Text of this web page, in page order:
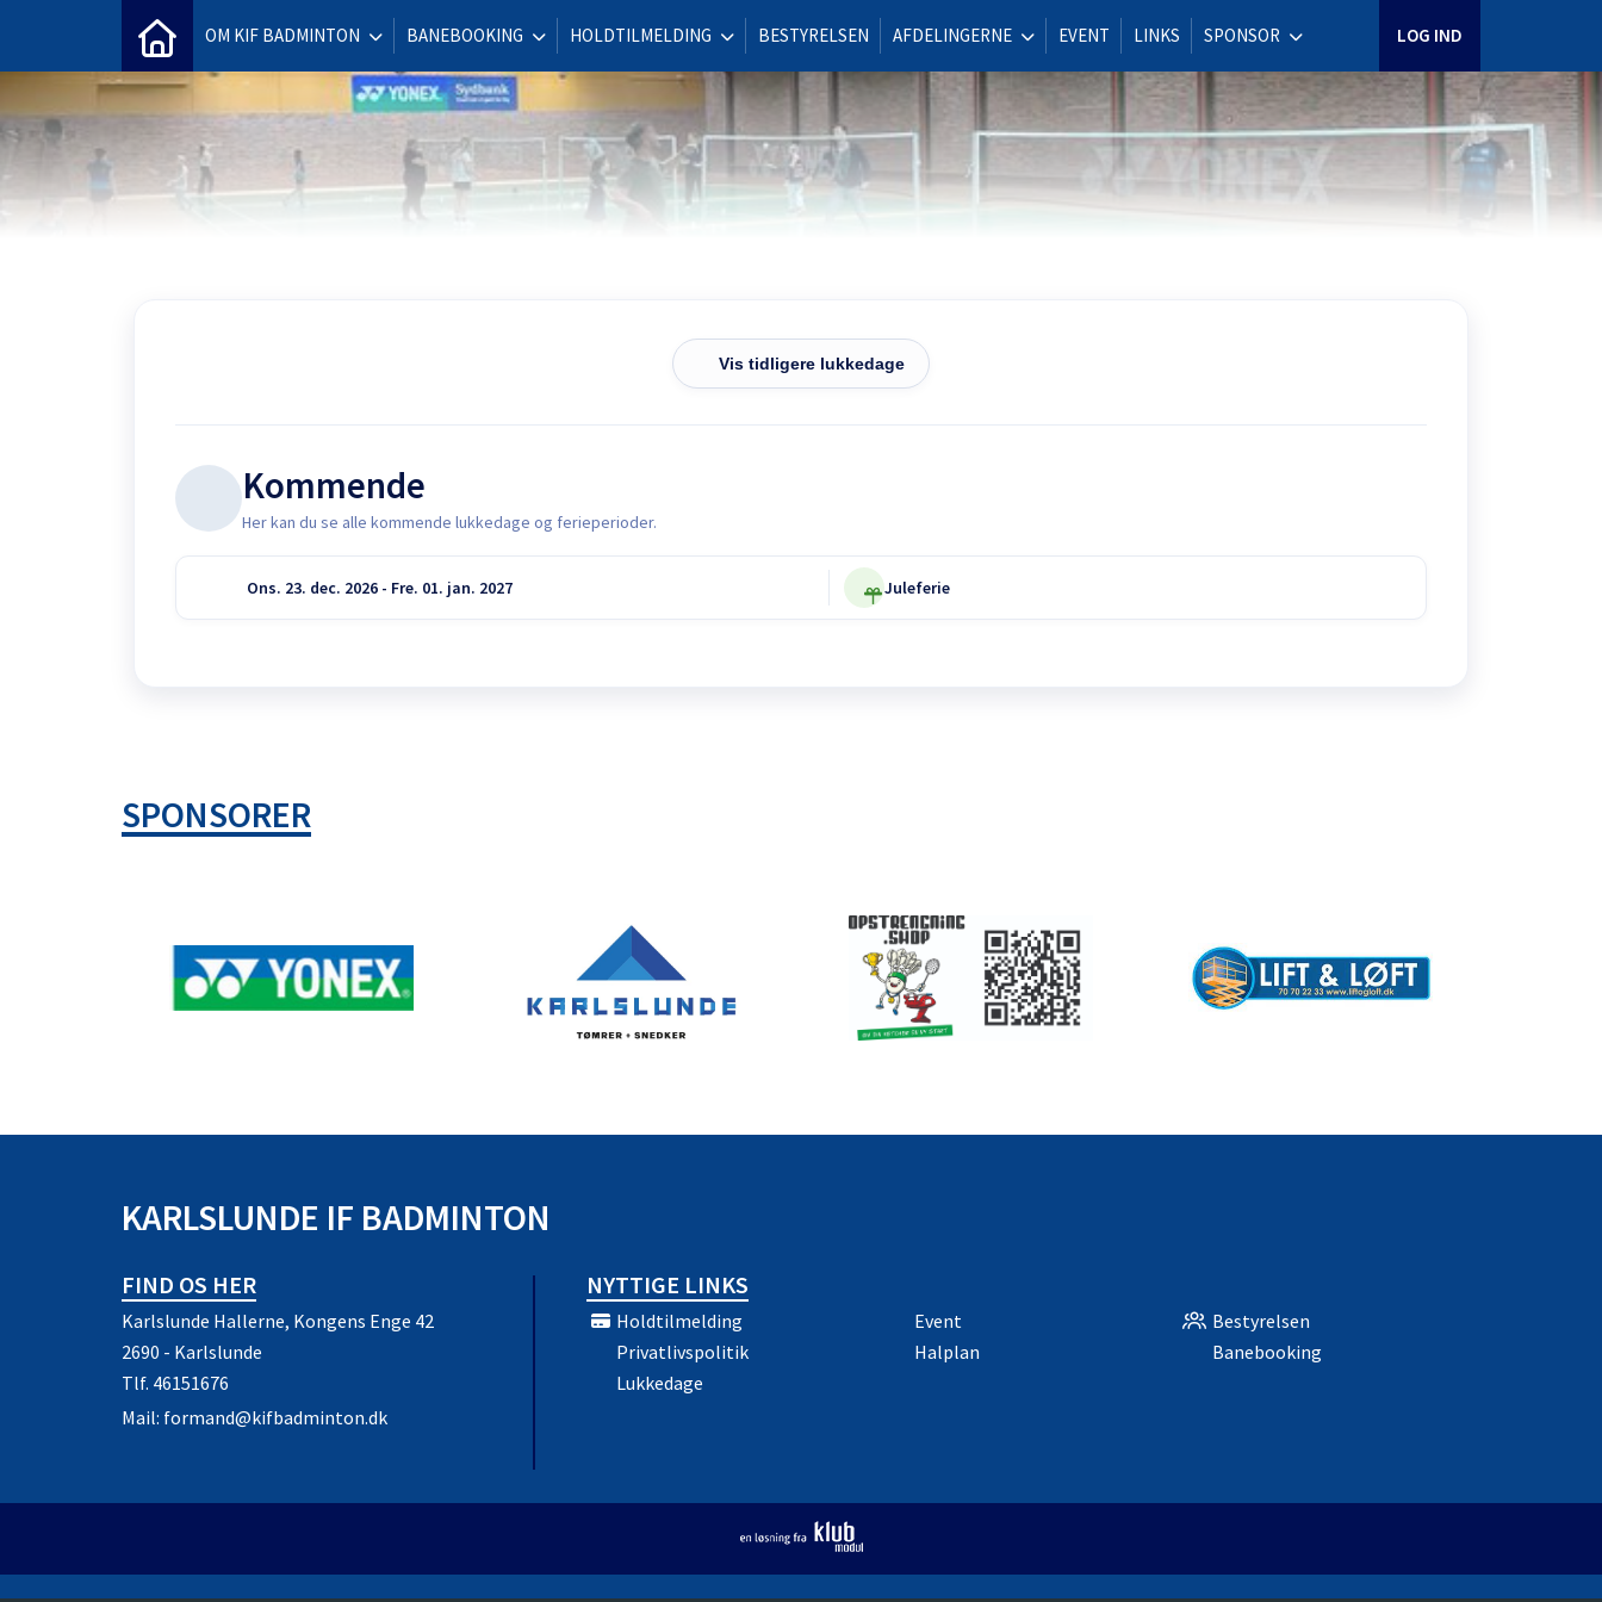
OM KIF BADMINTON BANEBOOKING HOLDTILMELDING BESTYRELSEN AFDELINGERNE EVENT LINKS SPONSOR LOG IND
Vis tidligere lukkedage
Kommende
Her kan du se alle kommende lukkedage og ferieperioder.
Ons. 23. dec. 2026 - Fre. 01. jan. 2027 Juleferie
SPONSORER
KARLSLUNDE IF BADMINTON
FIND OS HER
Karlslunde Hallerne, Kongens Enge 42
2690 - Karlslunde
Tlf. 46151676
Mail: formand@kifbadminton.dk
NYTTIGE LINKS
Holdtilmelding Event
Bestyrelsen
Privatlivspolitik
Halplan
Banebooking
Lukkedage